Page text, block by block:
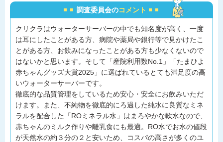
調査委員会のコメント
クリクラはウォーターサーバーの中でも知名度が高く、一度
は耳にしたことがある方、病院や薬局や銀行等で見かけたこ
とがある方、お飲みになったことがある方も少なくないので
はないかと思います。そして「産院利用数No.1」「たまひよ
赤ちゃんグッズ大賞2025」に選ばれているとても満足度の高
いウォーターサーバーです。
徹底的な品質管理をしているため安心・安全にお飲みいただ
けます。また、不純物を徹底的にろ過した純水に良質なミネ
ラルを配合した「ROミネラル水」はまろやかな軟水なので、
赤ちゃんのミルク作りや離乳食にも最適。RO水でお水の値段
が天然水の約３分の２と安いため、コスパの高さが多くのユ